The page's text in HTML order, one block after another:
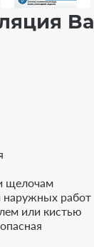
щелочам
наружных работ
или кистью